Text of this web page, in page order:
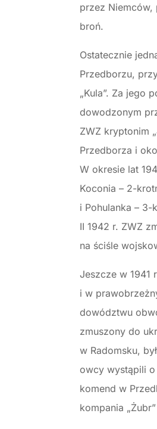
przez Niemców,
broń.
Ostatecznie
Przedborzu,
„Kula”. Za jego
dowodzonym
ZWZ kryptonim
Przedborza i
W okresie lat
Koconia – 2-
i Pohulanka – 3-
II 1942 r. ZWZ
na ściśle
Jeszcze w 1941
i w
dowództwu
zmuszony do
w Radomsku,
owcy wystąpili
komend w
kompania